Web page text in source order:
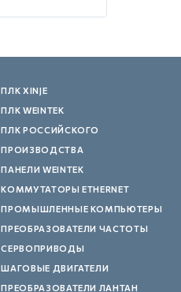
ПЛК XINJE
ПЛК WEINTEK
ПЛК РОССИЙСКОГО
ПРОИЗВОДСТВА
ПАНЕЛИ WEINTEK
КОММУТАТОРЫ ETHERNET
ПРОМЫШЛЕННЫЕ КОМПЬЮТЕРЫ
ПРЕОБРАЗОВАТЕЛИ ЧАСТОТЫ
СЕРВОПРИВОДЫ
ШАГОВЫЕ ДВИГАТЕЛИ
ПРЕОБРАЗОВАТЕЛИ ЛАНТАН